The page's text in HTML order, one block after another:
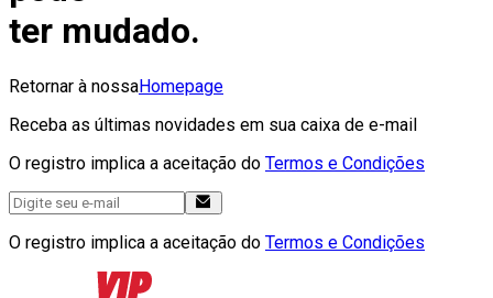
ter mudado.
Retornar à nossaHomepage
Receba as últimas novidades em sua caixa de e-mail
O registro implica a aceitação do Termos e Condições
O registro implica a aceitação do Termos e Condições